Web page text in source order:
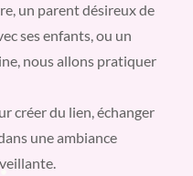
un parent désireux de
ses enfants, ou un
nous allons pratiquer
créer du lien, échanger
une ambiance